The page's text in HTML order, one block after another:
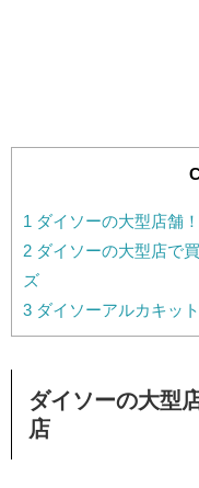
1 ダイソーの大型店舗
2 ダイソーの大型店で
ズ
3 ダイソーアルカキッ
ダイソーの大型
店